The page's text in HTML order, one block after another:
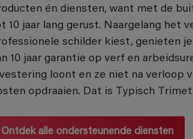
én diensten, want met de
10 jaar lang gerust. Naargelang het
schilder kiest, genieten
10 jaar garantie op verf en
loont en ze niet na verloop
opdraaien. Dat is Typisch
Ontdek alle ondersteunende diensten